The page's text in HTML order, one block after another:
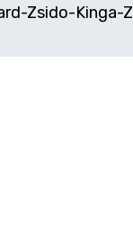
Zsido-Kinga-